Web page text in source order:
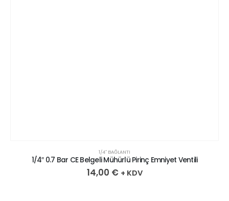
1/4″ BAĞLANTI
1/4″ 0.7 Bar CE Belgeli Mühürlü Pirinç Emniyet Ventili
14,00 € + KDV